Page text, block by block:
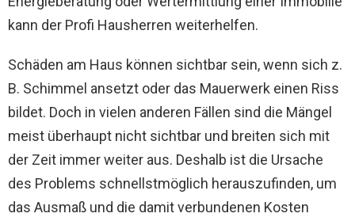
kann der Profi Hausherren weiterhelfen.
Schäden am Haus können sichtbar sein, wenn sich z.
B. Schimmel ansetzt oder das Mauerwerk einen Riss
bildet. Doch in vielen anderen Fällen sind die Mängel
meist überhaupt nicht sichtbar und breiten sich mit
der Zeit immer weiter aus. Deshalb ist die Ursache
des Problems schnellstmöglich herauszufinden, um
das Ausmaß und die damit verbundenen Kosten